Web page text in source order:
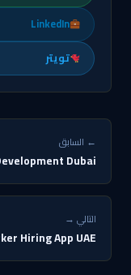
LinkedIn
تويتر
← السابق
Dubai
التالي →
Hiring App UAE